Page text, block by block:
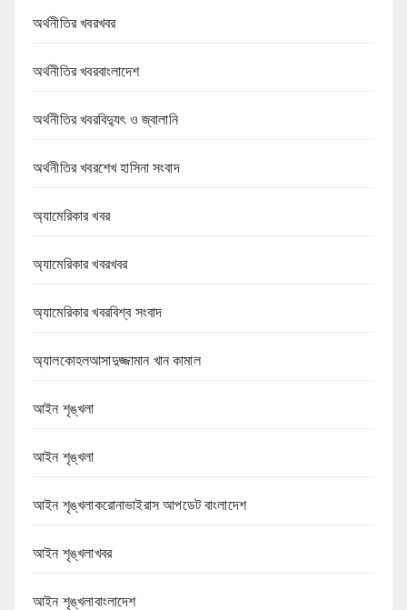
অর্থনীতির খবরখবর
অর্থনীতির খবরবাংলাদেশ
অর্থনীতির খবরবিদ্যুৎ ও জ্বালানি
অর্থনীতির খবরশেখ হাসিনা সংবাদ
অ্যামেরিকার খবর
অ্যামেরিকার খবরখবর
অ্যামেরিকার খবরবিশ্ব সংবাদ
অ্যালকোহলআসাদুজ্জামান খান কামাল
আইন শৃঙ্খলা
আইন শৃঙ্খলা
আইন শৃঙ্খলাকরোনাভাইরাস আপডেট বাংলাদেশ
আইন শৃঙ্খলাখবর
আইন শৃঙ্খলাবাংলাদেশ